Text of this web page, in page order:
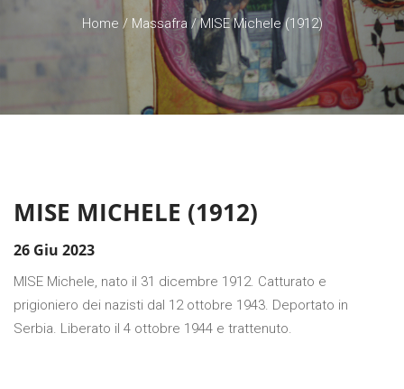
Home / Massafra /MISE Michele (1912)
MISE MICHELE (1912)
26 Giu 2023
MISE Michele, nato il 31 dicembre 1912. Catturato e
prigioniero dei nazisti dal 12 ottobre 1943. Deportato in
Serbia. Liberato il 4 ottobre 1944 e trattenuto.